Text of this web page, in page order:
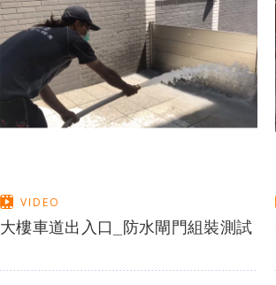
VIDEO
大樓車道出入口_防水閘門組裝測試